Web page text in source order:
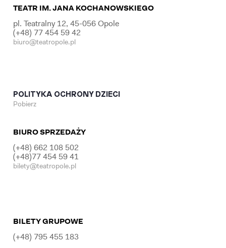
TEATR IM. JANA KOCHANOWSKIEGO
pl. Teatralny 12, 45-056 Opole
(+48) 77 454 59 42
biuro@teatropole.pl
POLITYKA OCHRONY DZIECI
Pobierz
BIURO SPRZEDAŻY
(+48) 662 108 502
(+48)77 454 59 41
bilety@teatropole.pl
BILETY GRUPOWE
(+48) 795 455 183